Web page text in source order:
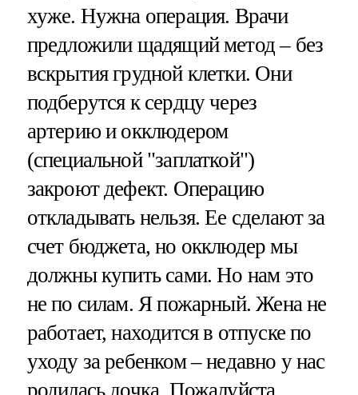
хуже. Нужна операция. Врачи
предложили щадящий метод – без
вскрытия грудной клетки. Они
подберутся к сердцу через
артерию и окклюдером
(специальной "заплаткой")
закроют дефект. Операцию
откладывать нельзя. Ее сделают за
счет бюджета, но окклюдер мы
должны купить сами. Но нам это
не по силам. Я пожарный. Жена не
работает, находится в отпуске по
уходу за ребенком – недавно у нас
родилась дочка. Пожалуйста,